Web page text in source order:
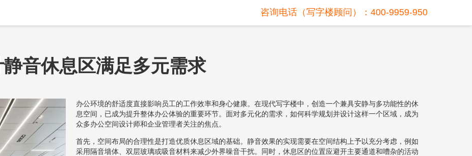
咨询电话（写字楼顾问）：400-9959-950
音休息区满足多元需求
办公环境的舒适度直接影响员工的工作效率和身心健康。在现代写字楼中，创造一个兼具安静与多功能性的休
息空间，已成为提升整体办公体验的重要环节。面对多元化的需求，如何科学规划并设计这样一个区域，成为
众多办公空间设计师和企业管理者关注的焦点。
首先，空间布局的合理性是打造优质休息区域的基础。静音效果的实现需要在空间结构上予以充分考虑，例如
采用隔音墙体、双层玻璃或吸音材料来减少外界噪音干扰。同时，休息区的位置应避开主要通道和嘈杂的活动